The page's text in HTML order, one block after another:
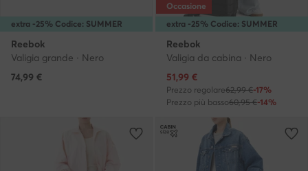
extra -25% Codice: SUMMER
Reebok
Valigia grande · Nero
74,99 €
extra -25% Codice: SUMMER
Occasione
Reebok
Valigia da cabina · Nero
Prezzo attuale
51,99 €
Prezzo regolare62,99 €-17%
Prezzo più basso60,95 €-14%